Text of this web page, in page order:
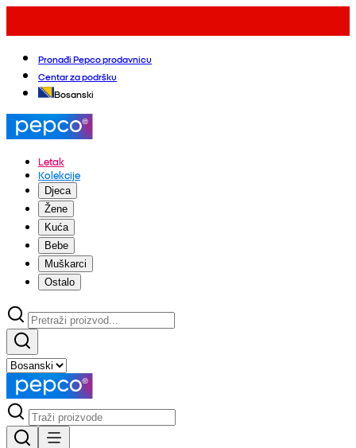
Pronađi Pepco prodavnicu
Centar za podršku
Bosanski
Letak
Kolekcije
Djeca
Žene
Kuća
Bebe
Muškarci
Ostalo